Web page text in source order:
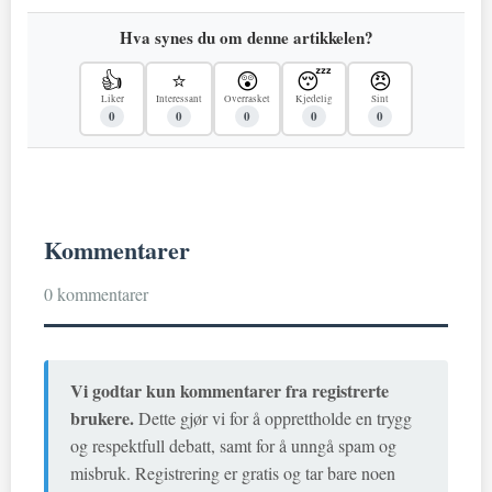
Hva synes du om denne artikkelen?
👍
Liker
0
⭐
Interessant
0
😲
Overrasket
0
😴
Kjedelig
0
😠
Sint
0
Kommentarer
0 kommentarer
Vi godtar kun kommentarer fra registrerte
brukere.Dette gjør vi for å opprettholde en trygg
og respektfull debatt, samt for å unngå spam og
misbruk. Registrering er gratis og tar bare noen